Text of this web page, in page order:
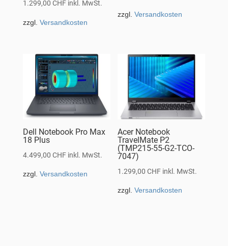
1.299,00 CHF inkl. MwSt.
zzgl. Versandkosten
zzgl.Versandkosten
Dell Notebook Pro Max
18 Plus
4.499,00 CHF inkl. MwSt.
zzgl. Versandkosten
Acer Notebook
TravelMate P2
(TMP215-55-G2-TCO-
7047)
1.299,00CHF inkl. MwSt.
zzgl.Versandkosten